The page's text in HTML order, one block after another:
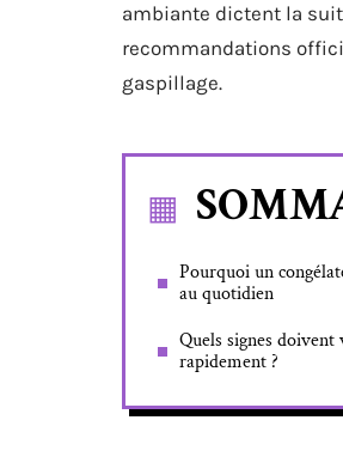
ambiante dictent la
recommandations
gaspillage.
Pourquoi un
au quotidien
Quels signes
rapidement ?